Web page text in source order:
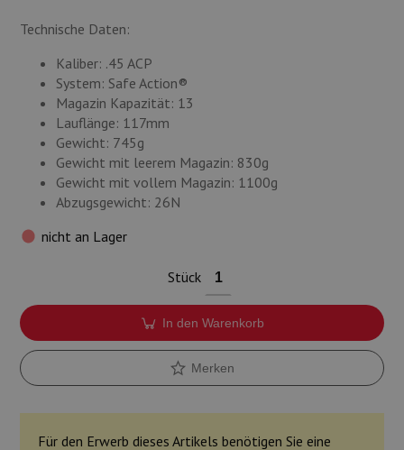
Technische Daten:
Kaliber: .45 ACP
System: Safe Action®
Magazin Kapazität: 13
Lauflänge: 117mm
Gewicht: 745g
Gewicht mit leerem Magazin: 830g
Gewicht mit vollem Magazin: 1100g
Abzugsgewicht: 26N
nicht an Lager
Stück
In den Warenkorb
Merken
Für den Erwerb dieses Artikels benötigen Sie eine